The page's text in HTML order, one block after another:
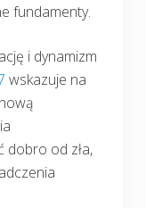
fundamenty.
i dynamizm
wskazuje na
dobro od zła,